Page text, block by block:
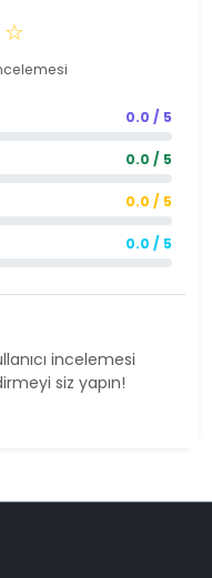
☆
0.0 / 5
0.0 / 5
0.0 / 5
0.0 / 5
incelemesi
siz yapın!